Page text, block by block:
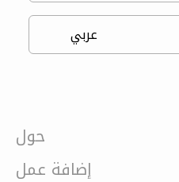
حول
إضافة عمل